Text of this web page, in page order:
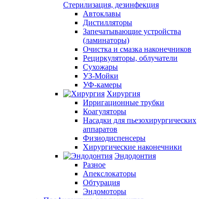
Стерилизация, дезинфекция
Автоклавы
Дистилляторы
Запечатывающие устройства
(ламинаторы)
Очистка и смазка наконечников
Рециркуляторы, облучатели
Сухожары
УЗ-Мойки
УФ-камеры
Хирургия
Ирригационные трубки
Коагуляторы
Насадки для пьезохирургических
аппаратов
Физиодиспенсеры
Хирургические наконечники
Эндодонтия
Разное
Апекслокаторы
Обтурация
Эндомоторы